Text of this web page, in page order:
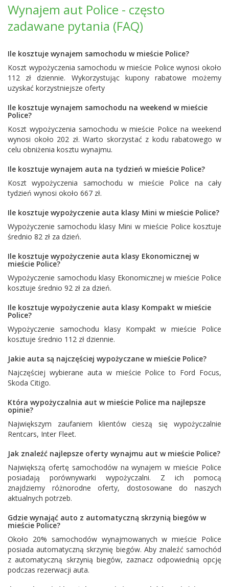
Wynajem aut Police - często
zadawane pytania (FAQ)
Ile kosztuje wynajem samochodu w mieście Police?
Koszt wypożyczenia samochodu w mieście Police wynosi około
112 zł dziennie. Wykorzystując kupony rabatowe możemy
uzyskać korzystniejsze oferty
Ile kosztuje wynajem samochodu na weekend w mieście
Police?
Koszt wypożyczenia samochodu w mieście Police na weekend
wynosi około 202 zł. Warto skorzystać z kodu rabatowego w
celu obniżenia kosztu wynajmu.
Ile kosztuje wynajem auta na tydzień w mieście Police?
Koszt wypożyczenia samochodu w mieście Police na cały
tydzień wynosi około 667 zł.
Ile kosztuje wypożyczenie auta klasy Mini w mieście Police?
Wypożyczenie samochodu klasy Mini w mieście Police kosztuje
średnio 82 zł za dzień.
Ile kosztuje wypożyczenie auta klasy Ekonomicznej w
mieście Police?
Wypożyczenie samochodu klasy Ekonomicznej w mieście Police
kosztuje średnio 92 zł za dzień.
Ile kosztuje wypożyczenie auta klasy Kompakt w mieście
Police?
Wypożyczenie samochodu klasy Kompakt w mieście Police
kosztuje średnio 112 zł dziennie.
Jakie auta są najczęściej wypożyczane w mieście Police?
Najczęściej wybierane auta w mieście Police to Ford Focus,
Skoda Citigo.
Która wypożyczalnia aut w mieście Police ma najlepsze
opinie?
Największym zaufaniem klientów cieszą się wypożyczalnie
Rentcars, Inter Fleet.
Jak znaleźć najlepsze oferty wynajmu aut w mieście Police?
Największą ofertę samochodów na wynajem w mieście Police
posiadają porównywarki wypożyczalni. Z ich pomocą
znajdziemy różnorodne oferty, dostosowane do naszych
aktualnych potrzeb.
Gdzie wynająć auto z automatyczną skrzynią biegów w
mieście Police?
Około 20% samochodów wynajmowanych w mieście Police
posiada automatyczną skrzynię biegów. Aby znaleźć samochód
z automatyczną skrzynią biegów, zaznacz odpowiednią opcję
podczas rezerwacji auta.